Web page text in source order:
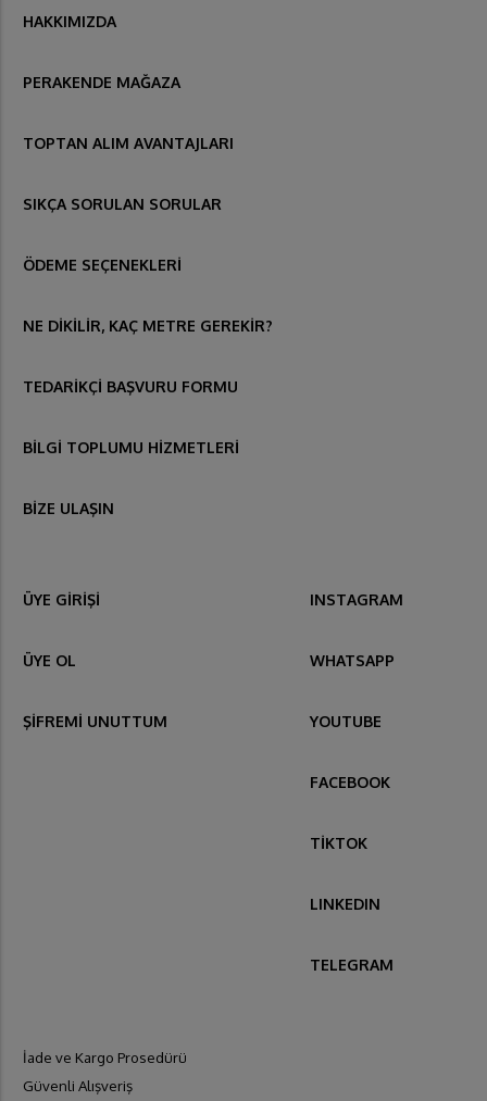
HAKKIMIZDA
PERAKENDE MAĞAZA
TOPTAN ALIM AVANTAJLARI
SIKÇA SORULAN SORULAR
ÖDEME SEÇENEKLERİ
NE DİKİLİR, KAÇ METRE GEREKİR?
TEDARİKÇİ BAŞVURU FORMU
BİLGİ TOPLUMU HİZMETLERİ
BİZE ULAŞIN
ÜYE GİRİŞİ
ÜYE OL
ŞİFREMİ UNUTTUM
INSTAGRAM
WHATSAPP
YOUTUBE
FACEBOOK
TİKTOK
LINKEDIN
TELEGRAM
İade ve Kargo Prosedürü
Güvenli Alışveriş